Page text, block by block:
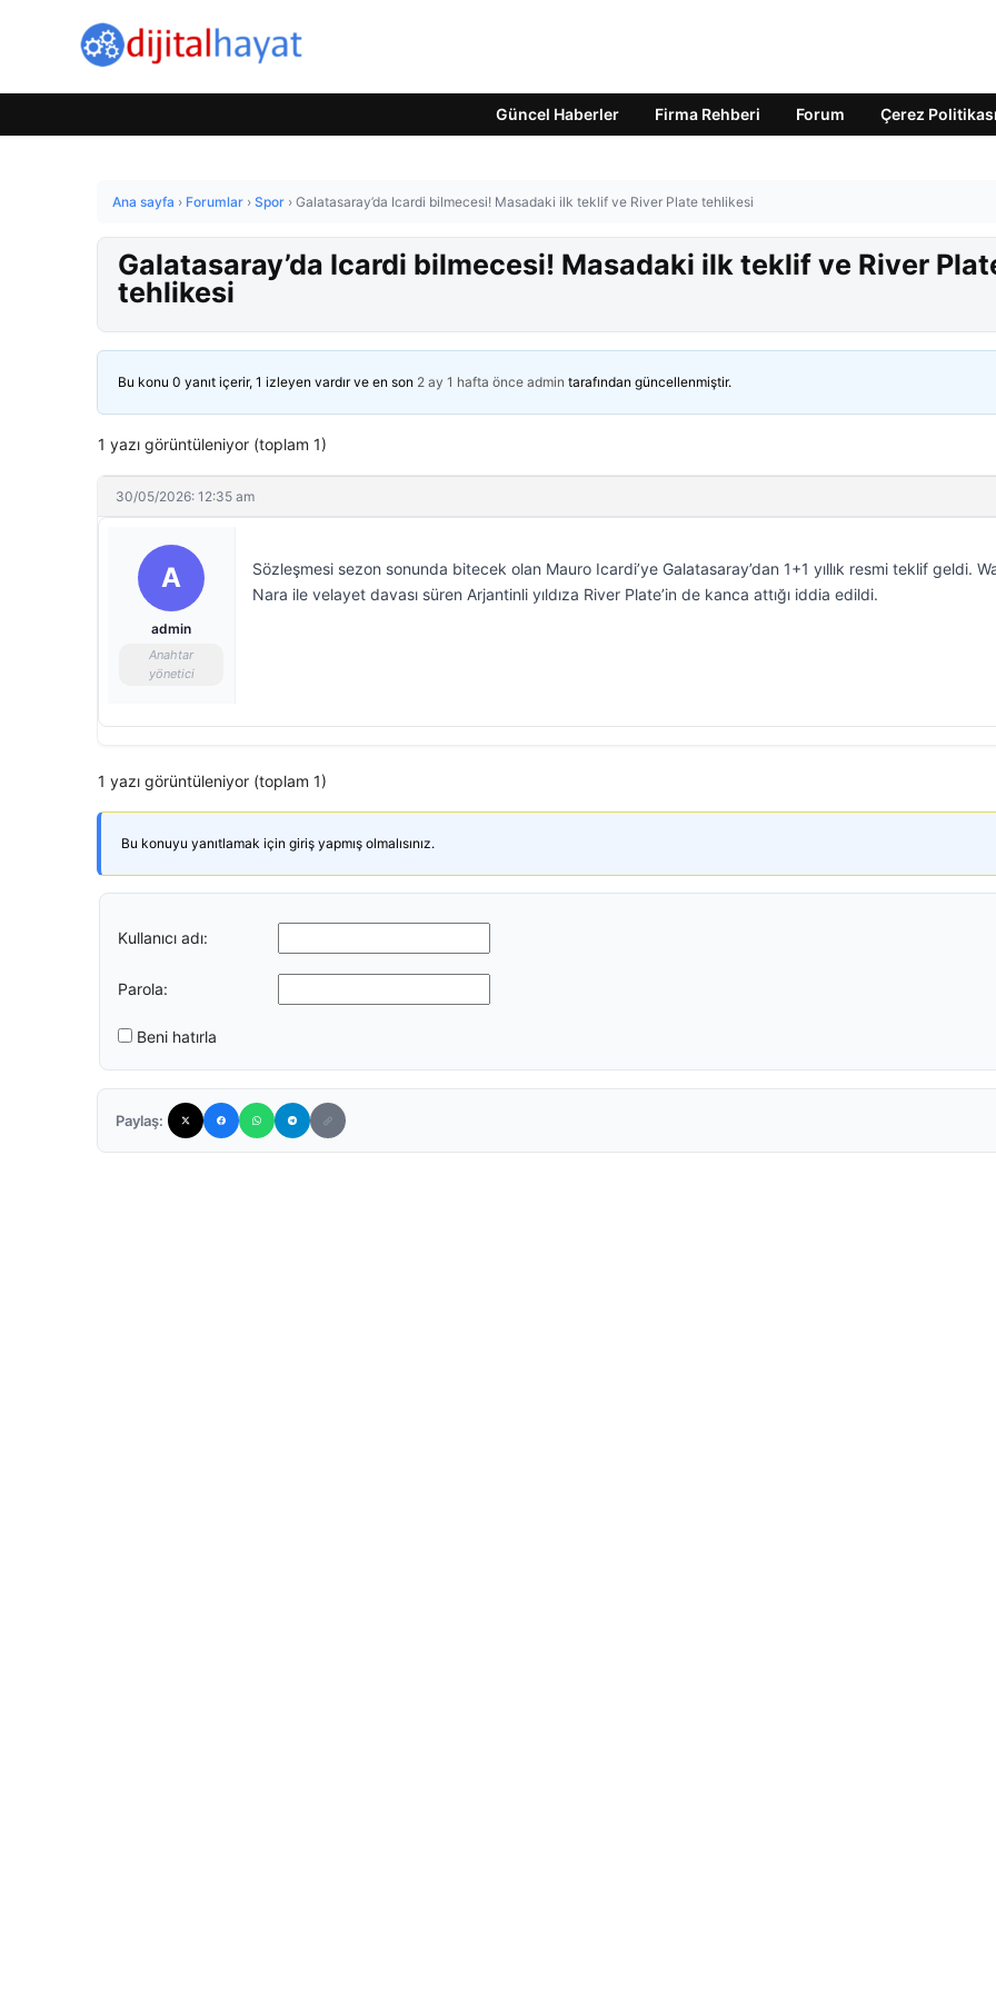
Güncel Haberler Firma Rehberi Forum Çerez Politikası
Ana sayfa › Forumlar › Spor › Galatasaray’da Icardi bilmecesi! Masadaki ilk teklif ve River Plate tehlikesi
Galatasaray’da Icardi bilmecesi! Masadaki ilk teklif ve River
tehlikesi
Bu konu 0 yanıt içerir, 1 izleyen vardır ve en son 2 ay 1 hafta önce admin tarafından güncellenmiştir.
1 yazı görüntüleniyor (toplam 1)
30/05/2026: 12:35 am
A
admin
Anahtar
yönetici
Sözleşmesi sezon sonunda bitecek olan Mauro Icardi’ye Galatasaray’dan 1+1 yıllık resmi teklif geldi.
Nara ile velayet davası süren Arjantinli yıldıza River Plate’in de kanca attığı iddia edildi.
1 yazı görüntüleniyor (toplam 1)
Bu konuyu yanıtlamak için giriş yapmış olmalısınız.
Kullanıcı adı:
Parola:
Beni hatırla
Paylaş: